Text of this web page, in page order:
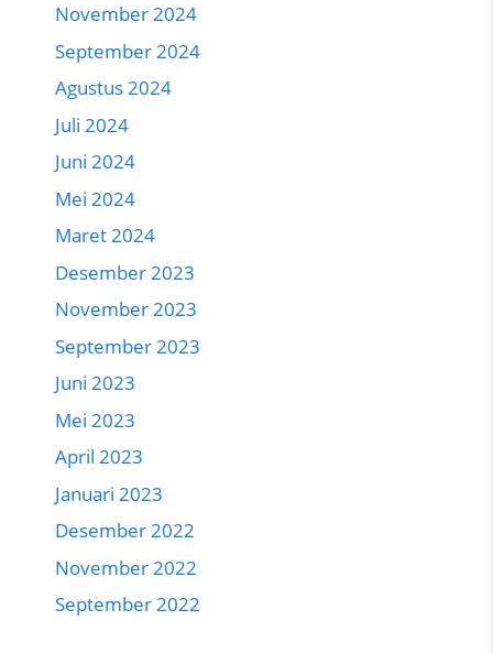
November 2024
September 2024
Agustus 2024
Juli 2024
Juni 2024
Mei 2024
Maret 2024
Desember 2023
November 2023
September 2023
Juni 2023
Mei 2023
April 2023
Januari 2023
Desember 2022
November 2022
September 2022